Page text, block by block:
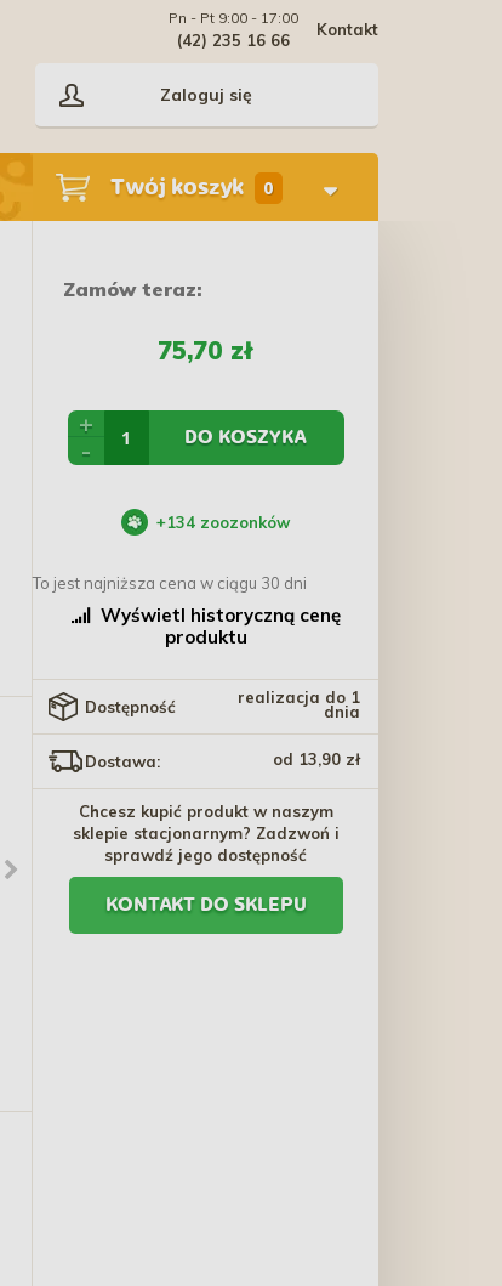
Kontakt
Pn - Pt 9:00 - 17:00
(42) 235 16 66
Zaloguj się
Twój koszyk 0
DOLFOS RodeVit C drink
COMFY APPETIT Fancy
Zamów teraz:
75,70 zł
+
-
DO KOSZYKA
+134 zoozonków
To jest najniższa cena w ciągu 30 dni
Wyświetl historyczną cenę
produktu
Dostępność
realizacja do 1
dnia
Dostawa: od 13,90 zł
Chcesz kupić produkt w naszym
sklepie stacjonarnym? Zadzwoń i
sprawdź jego dostępność
KONTAKT DO SKLEPU